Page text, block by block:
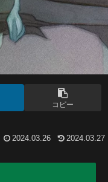
コピー
2024.03.26 2024.03.27